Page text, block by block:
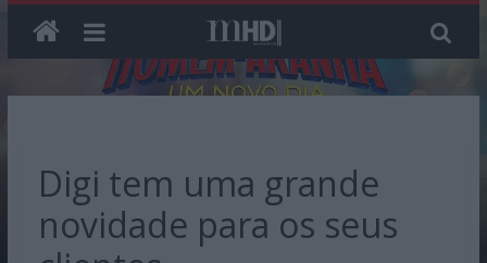
Digi tem uma grande
novidade para os seus